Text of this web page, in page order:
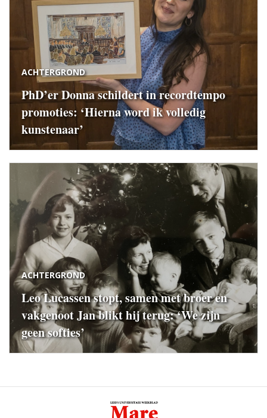
ACHTERGROND
PhD’er Donna schildert in recordtempo
promoties: ‘Hierna word ik volledig
kunstenaar’
ACHTERGROND
Leo Lucassen stopt, samen met broer en
vakgenoot Jan blikt hij terug: ‘We zijn
geen softies’